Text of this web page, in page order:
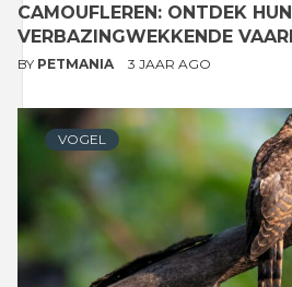
CAMOUFLEREN: ONTDEK HUN
VERBAZINGWEKKENDE
BY PETMANIA 3 JAAR AGO
VOGEL